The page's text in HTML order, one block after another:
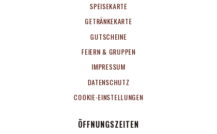
SPEISEKARTE
GETRÄNKEKARTE
GUTSCHEINE
FEIERN & GRUPPEN
IMPRESSUM
DATENSCHUTZ
COOKIE-EINSTELLUNGEN
ÖFFNUNGSZEITEN